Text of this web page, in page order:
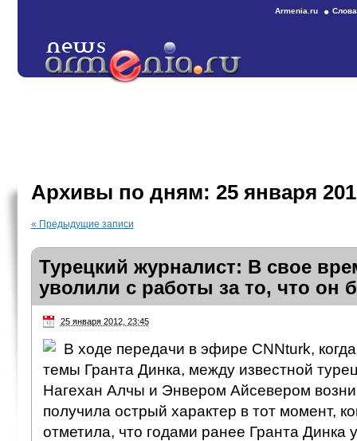
Armenia.ru
Архивы по дням: 25 января
« Предыдущие записи
Турецкий журналист: В свое
уволили с работы за то, что он
25 января 2012, 23:45
В ходе передачи в эфире CNNturk,
темы Гранта Динка, между известной
Нагехан Алчы и Энвером Айсевером
получила острый характер в тот момент,
отметила, что годами ранее Гранта Динка